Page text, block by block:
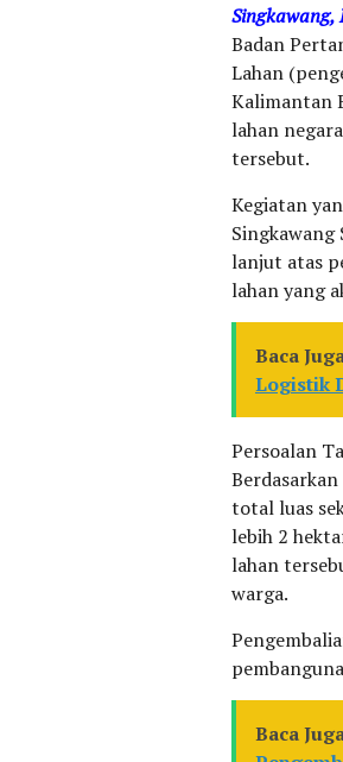
Singkawang,
Badan
Lahan
Kalimantan
lahan
tersebut.
Kegiatan
lanjut atas
lahan yang
Baca
Logistik
Persoalan
total luas
lebih 2
lahan
warga.
Baca